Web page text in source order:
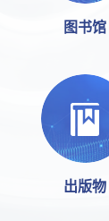
图书馆
出版物